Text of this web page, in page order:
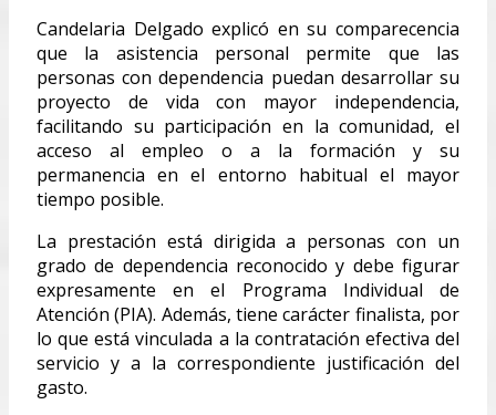
Candelaria Delgado explicó en su comparecencia
que la asistencia personal permite que las
personas con dependencia puedan desarrollar su
proyecto de vida con mayor independencia,
facilitando su participación en la comunidad, el
acceso al empleo o a la formación y su
permanencia en el entorno habitual el mayor
tiempo posible.
La prestación está dirigida a personas con un
grado de dependencia reconocido y debe figurar
expresamente en el Programa Individual de
Atención (PIA). Además, tiene carácter finalista, por
lo que está vinculada a la contratación efectiva del
servicio y a la correspondiente justificación del
gasto.